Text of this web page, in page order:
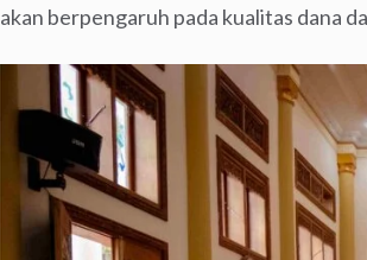
akan berpengaruh pada kualitas dana